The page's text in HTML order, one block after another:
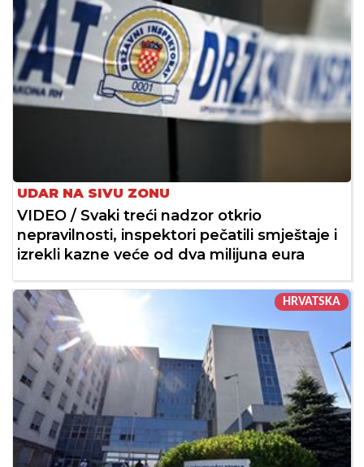
UDAR NA SIVU ZONU
VIDEO / Svaki treći nadzor otkrio
nepravilnosti, inspektori pečatili smještaje i
izrekli kazne veće od dva milijuna eura
HRVATSKA